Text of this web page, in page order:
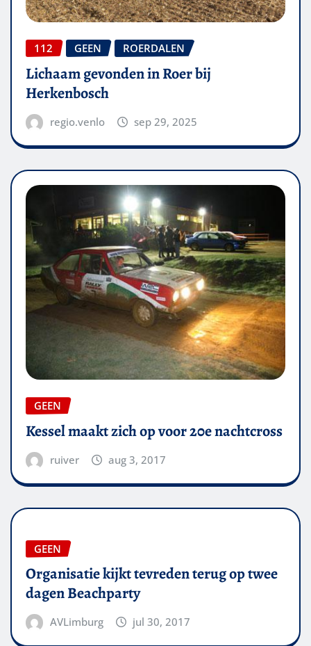
112 GEEN ROERDALEN
Lichaam gevonden in Roer bij
Herkenbosch
regio.venlo sep 29, 2025
GEEN
Kessel maakt zich op voor 20e nachtcross
ruiver aug 3, 2017
GEEN
Organisatie kijkt tevreden terug op twee
dagen Beachparty
AVLimburg jul 30, 2017